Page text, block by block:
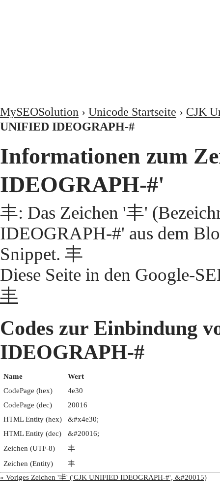
MySEOSolution › Unicode Startseite › CJK
UNIFIED IDEOGRAPH-#
Informationen zum
IDEOGRAPH-#'
丰: Das Zeichen '丰'
IDEOGRAPH-#' aus dem
Snippet. 丰
Diese Seite in den Google-
丰
Codes zur Einbindung
IDEOGRAPH-#
Name
Wert
CodePage (hex)
4e30
CodePage (dec)
20016
HTML Entity (hex)
&#x4e30;
HTML Entity (dec)
&#20016;
Zeichen (UTF-8)
丰
Zeichen (Entity)
丰
« Voriges Zeichen '丯' ('CJK UNIFIED IDEOGRAPH-#', &#20015)